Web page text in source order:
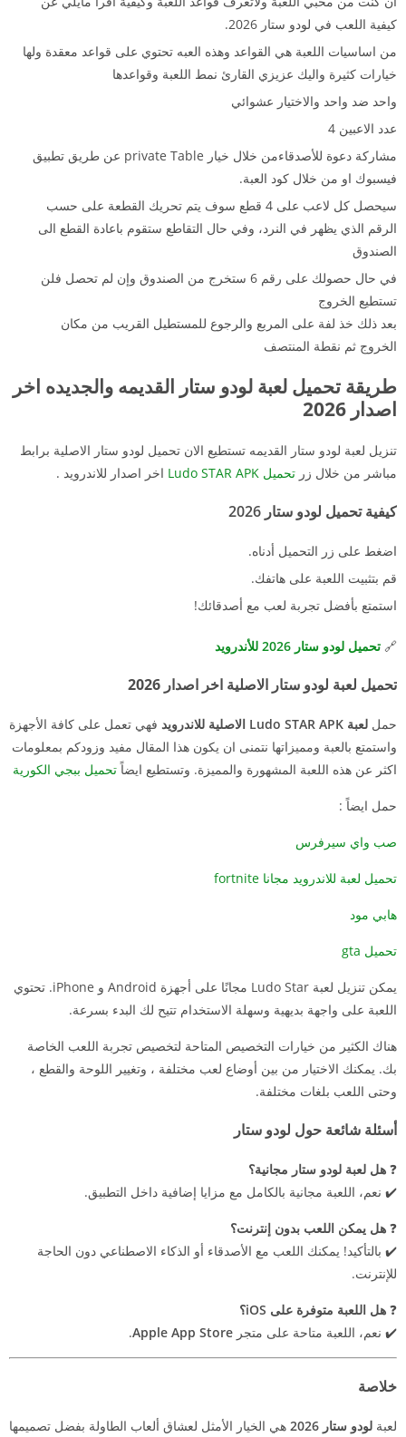
كيفية اللعب في لودو ستار 2026.
من اساسيات اللعبة هي القواعد وهذه العبه تحتوي على قواعد معقدة ولها
خيارات كثيرة واليك عزيزي القارئ نمط اللعبة وقواعدها
واحد ضد واحد والاختيار عشوائي
عدد الاعبين 4
مشاركة دعوة للأصدقاءمن خلال خيار private Table عن طريق تطبيق
فيسبوك او من خلال كود العبة.
سيحصل كل لاعب على 4 قطع سوف يتم تحريك القطعة على حسب
الرقم الذي يظهر في النرد، وفي حال التقاطع ستقوم باعادة القطع الى
الصندوق
في حال حصولك على رقم 6 ستخرج من الصندوق وإن لم تحصل فلن
تستطيع الخروج
بعد ذلك خذ لفة على المربع والرجوع للمستطيل القريب من مكان
الخروج ثم نقطة المنتصف
طريقة تحميل لعبة لودو ستار القديمه والجديده اخر
اصدار 2026
تنزيل لعبة لودو ستار القديمه تستطيع الان تحميل لودو ستار الاصلية برابط
مباشر من خلال زر تحميل Ludo STAR APK اخر اصدار للاندرويد .
كيفية تحميل لودو ستار 2026
اضغط على زر التحميل أدناه.
قم بتثبيت اللعبة على هاتفك.
استمتع بأفضل تجربة لعب مع أصدقائك!
🔗 تحميل لودو ستار 2026 للأندرويد
تحميل لعبة لودو ستار الاصلية اخر اصدار 2026
حمل لعبة Ludo STAR APK الاصلية للاندرويد
فهي تعمل على كافة الأجهزة
واستمتع بالعبة ومميزاتها نتمنى ان يكون هذا المقال مفيد وزودكم بمعلومات
اكثر عن هذه اللعبة المشهورة والمميزة. وتستطيع ايضاًتحميل ببجي الكورية
حمل ايضاً :
صب واي سيرفرس
تحميل لعبة للاندرويد مجانا fortnite
هابي مود
تحميل gta
يمكن تنزيل لعبة Ludo Star مجانًا على أجهزة Android و iPhone. تحتوي
اللعبة على واجهة بديهية وسهلة الاستخدام تتيح لك البدء بسرعة.
هناك الكثير من خيارات التخصيص المتاحة لتخصيص تجربة اللعب الخاصة
بك. يمكنك الاختيار من بين أوضاع لعب مختلفة ، وتغيير اللوحة والقطع ،
وحتى اللعب بلغات مختلفة.
أسئلة شائعة حول لودو ستار
❓ هل لعبة لودو ستار مجانية؟
✔️ نعم، اللعبة مجانية بالكامل مع مزايا إضافية داخل التطبيق.
❓ هل يمكن اللعب بدون إنترنت؟
✔️ بالتأكيد! يمكنك اللعب مع الأصدقاء أو الذكاء الاصطناعي دون الحاجة
للإنترنت.
❓ هل اللعبة متوفرة على iOS؟
✔️ نعم، اللعبة متاحة على متجر Apple App Store
.
خلاصة
لعبة لودو ستار 2026
هي الخيار الأمثل لعشاق ألعاب الطاولة بفضل تصميمها